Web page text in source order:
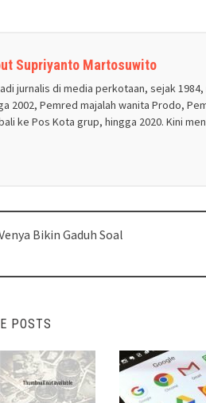
Supriyanto Martosuwito
jurnalis di media perkotaan, sejak
2002, Pemred majalah wanita Prodo,
ke Pos Kota grup, hingga 2020. Kini
Bikin Gaduh Soal
POSTS